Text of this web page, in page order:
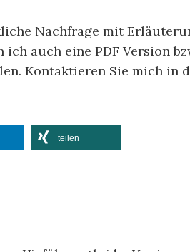
Nachfrage mit
auch eine PDF Version
Kontaktieren Sie mich in
teilen